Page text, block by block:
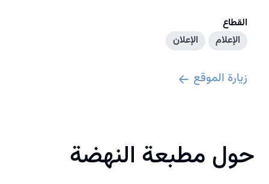
القطاع
الإعلام
الإعلان
زيارة الموقع
حول مطبعة النهضة